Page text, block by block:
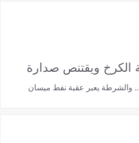
الكرخ ويقتنص صدارة
والشرطة يعبر عقبة نفط ميسان